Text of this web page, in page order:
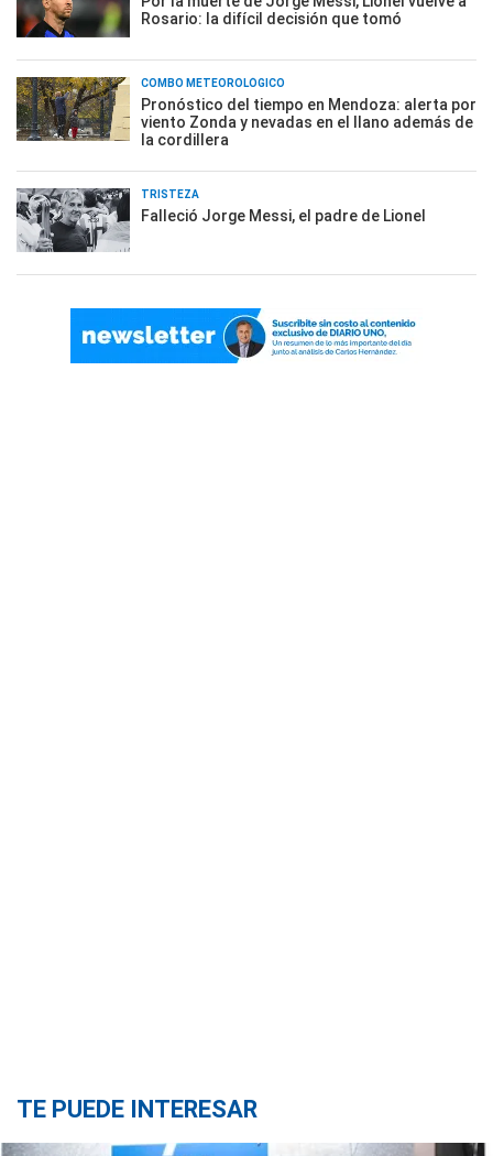
Rosario: la difícil decisión que tomó
COMBO METEOROLÓGICO
Pronóstico del tiempo en Mendoza: alerta por
viento Zonda y nevadas en el llano además de
la cordillera
TRISTEZA
Falleció Jorge Messi, el padre de Lionel
TE PUEDE INTERESAR